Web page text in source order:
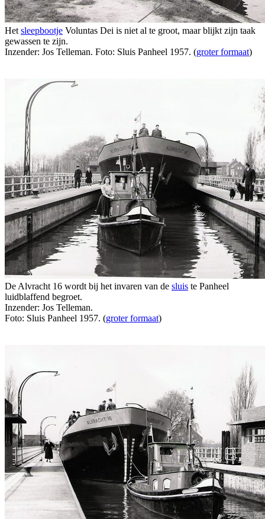
Het sleepbootje Voluntas Dei is niet al te groot, maar blijkt zijn taak
gewassen te zijn.
Inzender: Jos Telleman. Foto: Sluis Panheel 1957. (groter formaat)
De Alvracht 16 wordt bij het invaren van de sluis te Panheel
luidblaffend begroet.
Inzender: Jos Telleman.
Foto: Sluis Panheel 1957. (groter formaat)